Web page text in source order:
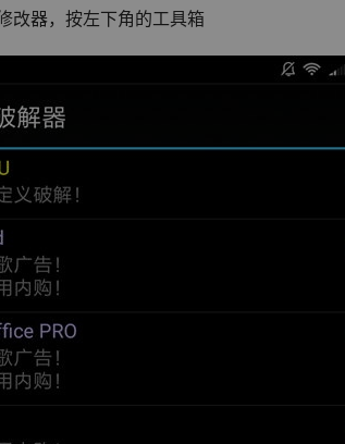
改器，按左下角的工具箱